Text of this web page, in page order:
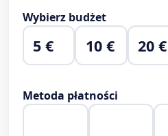
Wybierz budżet
5 € 10 € 20 €
Metoda płatności